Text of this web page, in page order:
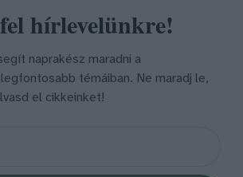
hírlevelünkre!
naprakész maradni a
témáiban. Ne maradj le,
el cikkeinket!